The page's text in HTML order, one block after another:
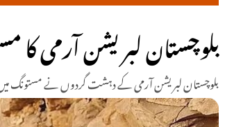
بلوچستان لبریشن آرمی کا
بلوچستان لبریشن آرمی کے دہشت گردوں نے مستونگ میں لیویزچوکی